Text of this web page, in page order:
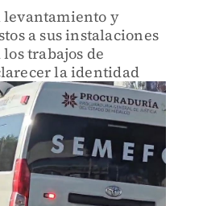
levantamiento y
a sus instalaciones
trabajos de
la identidad